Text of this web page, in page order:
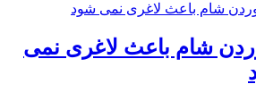
شام باعث لاغری نمی